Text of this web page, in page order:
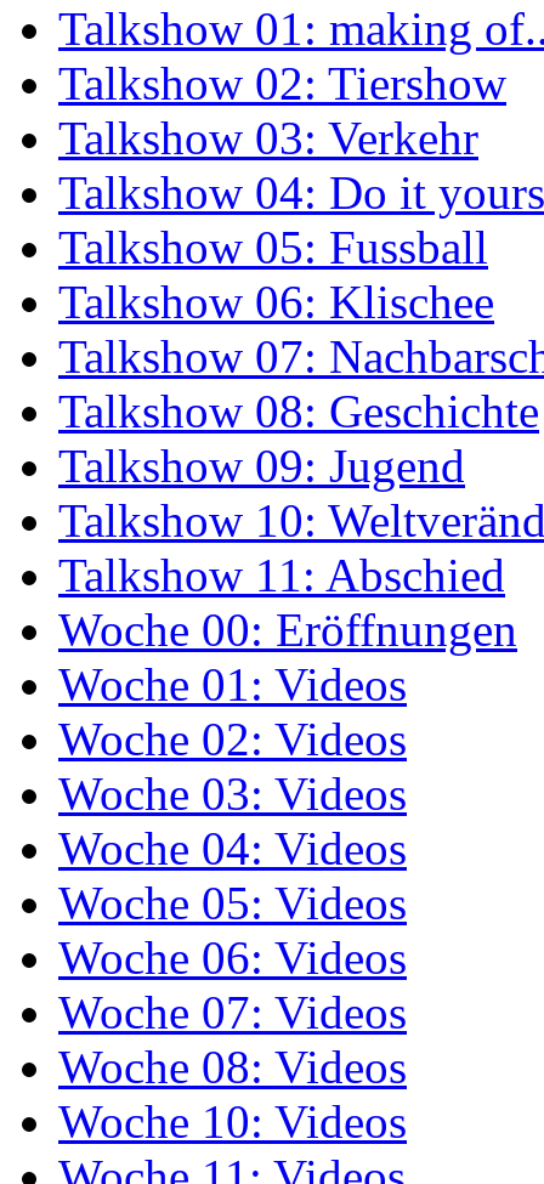
Talkshow 01: making
Talkshow 02: Tiershow
Talkshow 03: Verkehr
Talkshow 04: Do it
Talkshow 05: Fussball
Talkshow 06: Klischee
Talkshow 07:
Talkshow 08: Geschichte
Talkshow 09: Jugend
Talkshow 10:
Talkshow 11: Abschied
Woche 00: Eröffnungen
Woche 01: Videos
Woche 02: Videos
Woche 03: Videos
Woche 04: Videos
Woche 05: Videos
Woche 06: Videos
Woche 07: Videos
Woche 08: Videos
Woche 10: Videos